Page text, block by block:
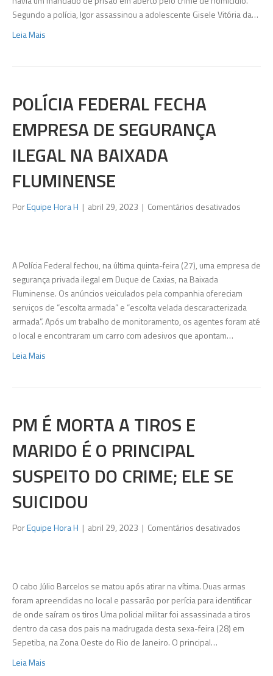
preso
do
Segundo a polícia, Igor assassinou a adolescente Gisele Vitória da…
Leia Mais
POLÍCIA FEDERAL FECHA
EMPRESA DE SEGURANÇA
ILEGAL NA BAIXADA
FLUMINENSE
PorEquipe Hora H | abril 29, 2023 | Comentários desativados
empresa
ilegal
na
A Polícia Federal fechou, na última quinta-feira (27), uma empresa de
segurança privada ilegal em Duque de Caxias, na Baixada
Fluminense. Os anúncios veiculados pela companhia ofereciam
serviços de “escolta armada” e “escolta velada descaracterizada
armada”. Após um trabalho de monitoramento, os agentes foram até
o local e encontraram um carro com adesivos que apontam…
Leia Mais
PM É MORTA A TIROS E
MARIDO É O PRINCIPAL
SUSPEITO DO CRIME; ELE SE
SUICIDOU
PorEquipe Hora H | abril 29, 2023 | Comentários desativados
a
tiros
e
marido
O cabo Júlio Barcelos se matou após atirar na vítima. Duas armas
foram apreendidas no local e passarão por perícia para identificar
de onde saíram os tiros Uma policial militar foi assassinada a tiros
dentro da casa dos pais na madrugada desta sexa-feira (28) em
Sepetiba, na Zona Oeste do Rio de Janeiro. O principal…
Leia Mais